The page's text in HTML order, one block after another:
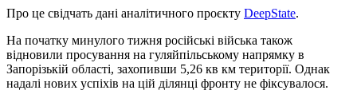
Про це свідчать дані аналітичного проєкту DeepState.
На початку минулого тижня російські війська також
відновили просування на гуляйпільському напрямку в
Запорізькій області, захопивши 5,26 кв км території. Однак
надалі нових успіхів на цій ділянці фронту не фіксувалося.